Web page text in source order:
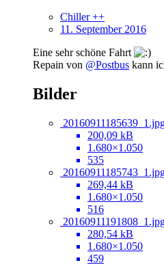
Chiller ++
11. September 2016
Eine sehr schöne Fahrt
Repain von @Postbus kann
Bilder
200,09 kB
1.680×1.050
535
269,44 kB
1.680×1.050
516
280,54 kB
1.680×1.050
459